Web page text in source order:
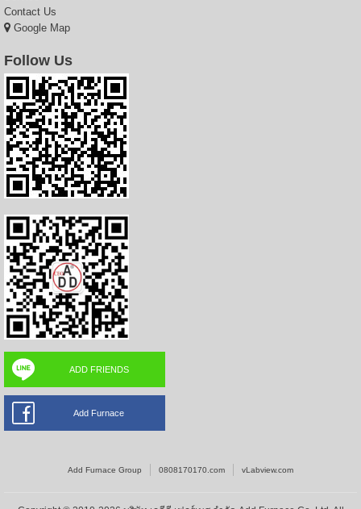
Contact Us
Google Map
Follow Us
ADD FRIENDS
Add Furnace
Add Furnace Group 0808170170.com vLabview.com